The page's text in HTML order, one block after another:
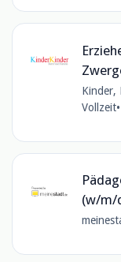
Kinder,
Vollzeit•
(w/m/